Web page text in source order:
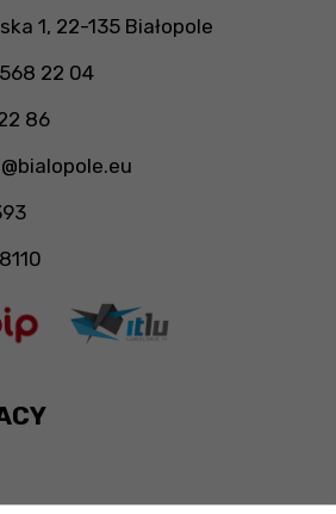
1, 22-135 Białopole
22 04
86